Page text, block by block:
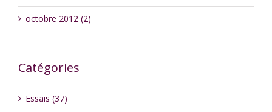
octobre 2012 (2)
Catégories
Essais (37)